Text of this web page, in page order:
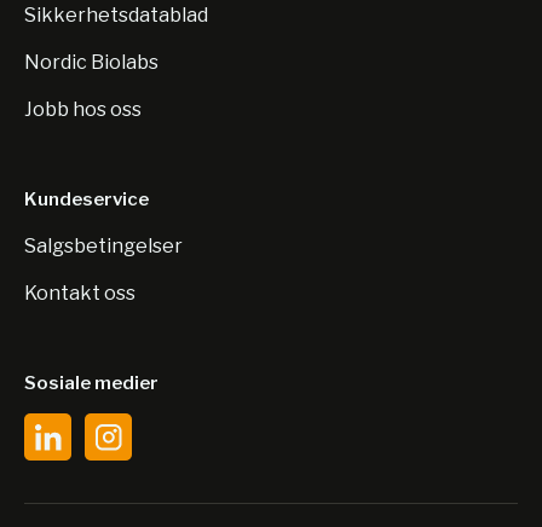
Sikkerhetsdatablad
Nordic Biolabs
Jobb hos oss
Kundeservice
Salgsbetingelser
Kontakt oss
Sosiale medier